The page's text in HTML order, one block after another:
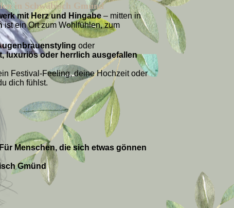
in Schwäbisch Gmünd
mit Herz und Hingabe – mitten in
ist ein Ort zum Wohlfühlen, zum
oder
luxuriös oder herrlich ausgefallen
Festival-Feeling, deine Hochzeit oder
dich fühlst.
Menschen, die sich etwas gönnen
Gmünd